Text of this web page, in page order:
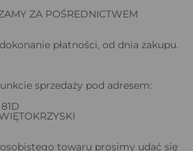
ZA POŚREDNICTWEM
płatności, od dnia zakupu.
sprzedaży pod adresem:
towaru prosimy udać się